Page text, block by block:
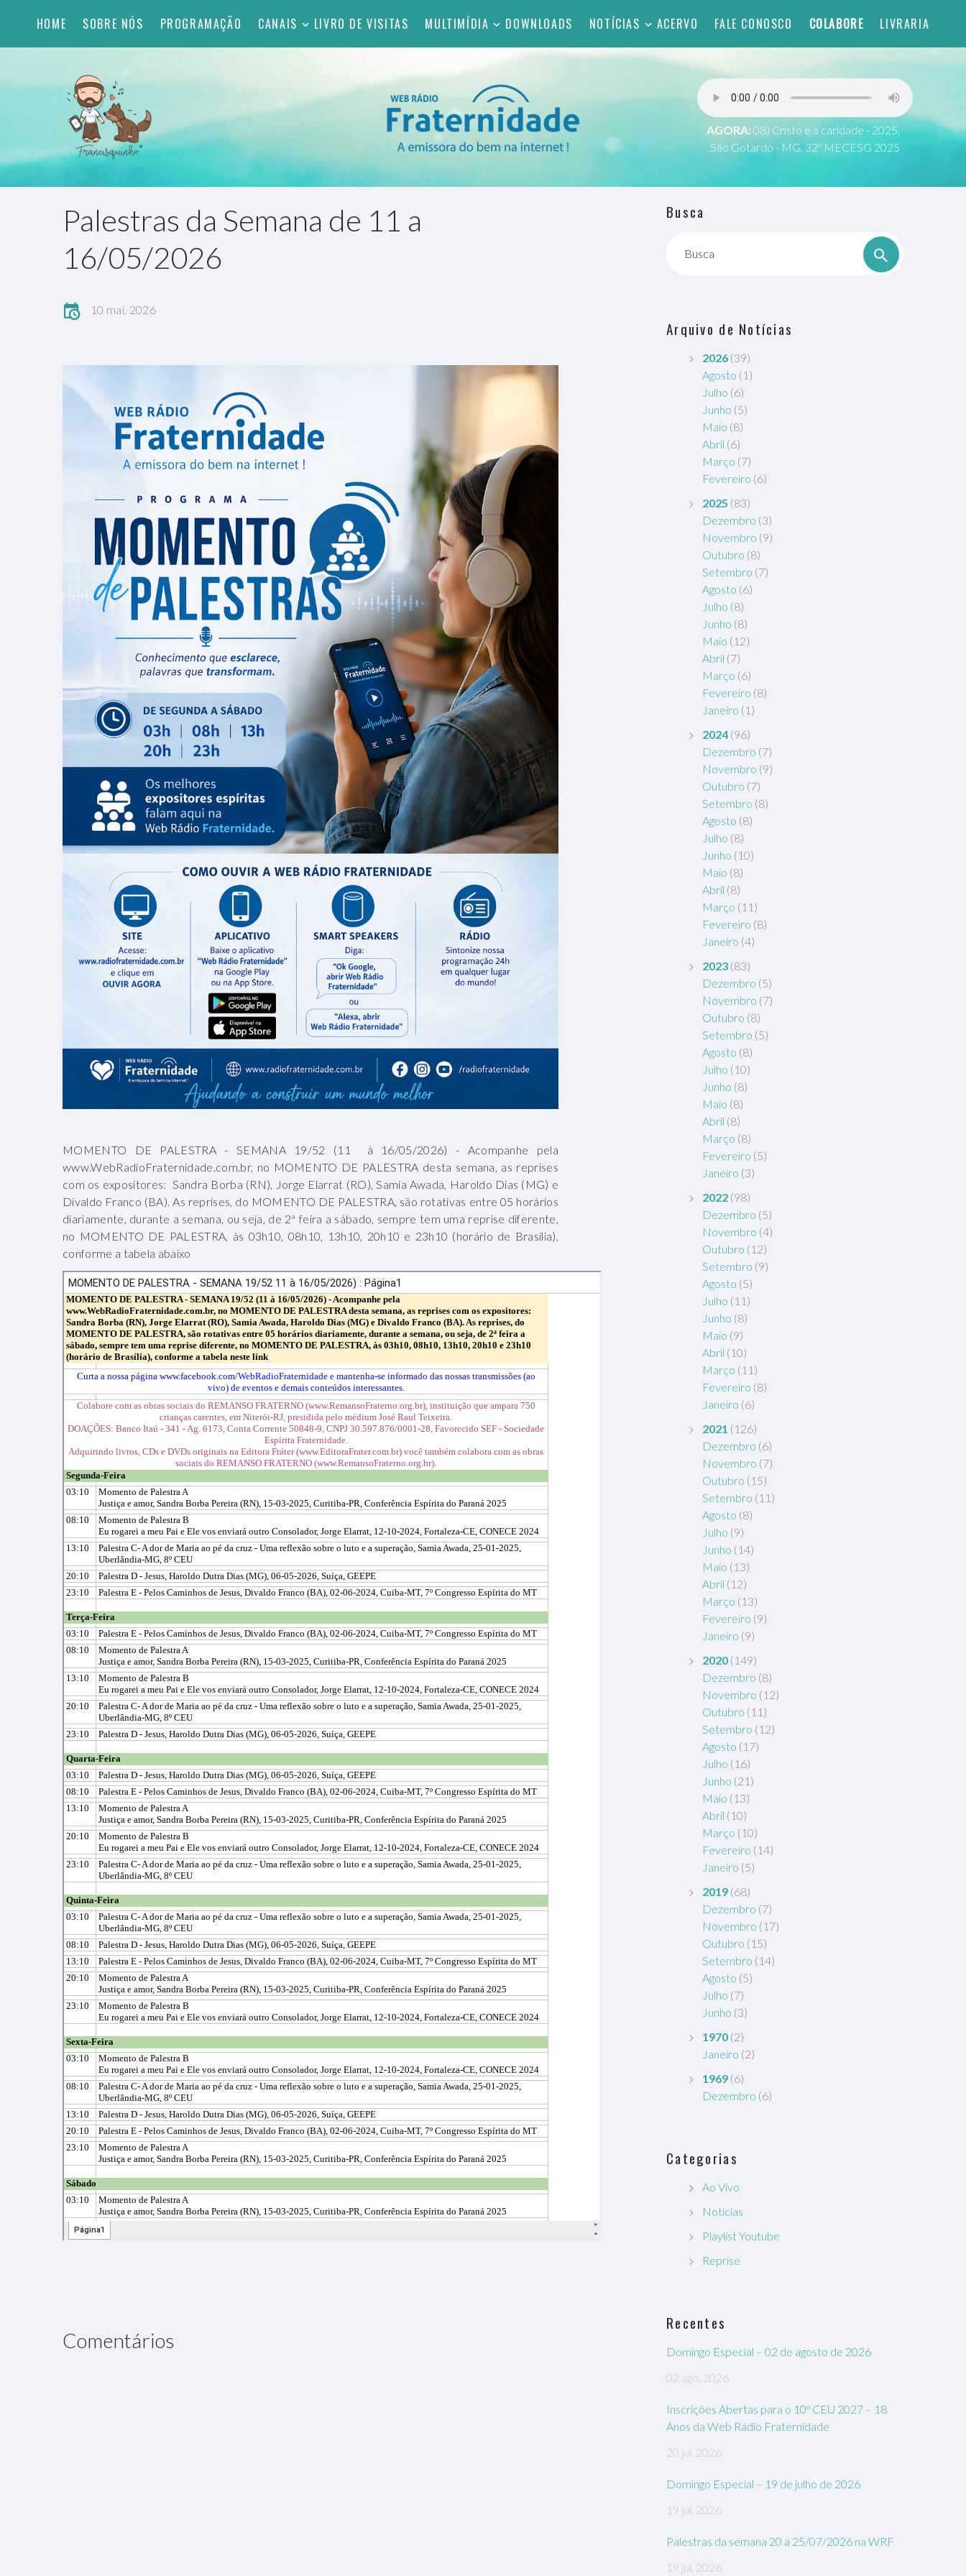
HOME SOBRE NÓS PROGRAMAÇÃO CANAIS LIVRO DE VISITAS MULTIMÍDIA DOWNLOADS NOTÍCIAS ACERVO FALE CONOSCO COLABORE LIVRARIA
AGORA: 08) Cristo e a caridade - 2025,
São Gotardo - MG, 32º MECESG 2025
Palestras da Semana de 11 a
16/05/2026
10 mai, 2026
MOMENTO DE PALESTRA - SEMANA 19/52 (11 à 16/05/2026) - Acompanhe pela
www.WebRadioFraternidade.com.br, no MOMENTO DE PALESTRA desta semana, as reprises
com os expositores: Sandra Borba (RN), Jorge Elarrat (RO), Samia Awada, Haroldo Dias (MG) e
Divaldo Franco (BA). As reprises, do MOMENTO DE PALESTRA, são rotativas entre 05 horários
diariamente, durante a semana, ou seja, de 2ª feira a sábado, sempre tem uma reprise diferente,
no MOMENTO DE PALESTRA, às 03h10, 08h10, 13h10, 20h10 e 23h10 (horário de Brasília),
conforme a tabela abaixo
Comentários
Busca
Busca
Arquivo de Notícias
2026 (39)
Agosto (1)
Julho (6)
Junho (5)
Maio (8)
Abril (6)
Março (7)
Fevereiro (6)
2025 (83)
Dezembro (3)
Novembro (9)
Outubro (8)
Setembro (7)
Agosto (6)
Julho (8)
Junho (8)
Maio (12)
Abril (7)
Março (6)
Fevereiro (8)
Janeiro (1)
2024 (96)
Dezembro (7)
Novembro (9)
Outubro (7)
Setembro (8)
Agosto (8)
Julho (8)
Junho (10)
Maio (8)
Abril (8)
Março (11)
Fevereiro (8)
Janeiro (4)
2023 (83)
Dezembro (5)
Novembro (7)
Outubro (8)
Setembro (5)
Agosto (8)
Julho (10)
Junho (8)
Maio (8)
Abril (8)
Março (8)
Fevereiro (5)
Janeiro (3)
2022 (98)
Dezembro (5)
Novembro (4)
Outubro (12)
Setembro (9)
Agosto (5)
Julho (11)
Junho (8)
Maio (9)
Abril (10)
Março (11)
Fevereiro (8)
Janeiro (6)
2021 (126)
Dezembro (6)
Novembro (7)
Outubro (15)
Setembro (11)
Agosto (8)
Julho (9)
Junho (14)
Maio (13)
Abril (12)
Março (13)
Fevereiro (9)
Janeiro (9)
2020 (149)
Dezembro (8)
Novembro (12)
Outubro (11)
Setembro (12)
Agosto (17)
Julho (16)
Junho (21)
Maio (13)
Abril (10)
Março (10)
Fevereiro (14)
Janeiro (5)
2019 (68)
Dezembro (7)
Novembro (17)
Outubro (15)
Setembro (14)
Agosto (5)
Julho (7)
Junho (3)
1970 (2)
Janeiro (2)
1969 (6)
Dezembro (6)
Categorias
Ao Vivo
Notícias
Playlist Youtube
Reprise
Recentes
Domingo Especial – 02 de agosto de 2026
02 ago, 2026
Inscrições Abertas para o 10º CEU 2027 – 18
Anos da Web Rádio Fraternidade
20 jul, 2026
Domingo Especial – 19 de julho de 2026
19 jul, 2026
Palestras da semana 20 a 25/07/2026 na WRF
19 jul, 2026